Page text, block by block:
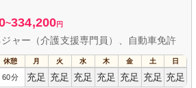
~334,200円
ャー（介護支援専門員）、自動車免許
休憩 月 火 水 木 金 土 日
60分 充足 充足 充足 充足 充足 充足 充足